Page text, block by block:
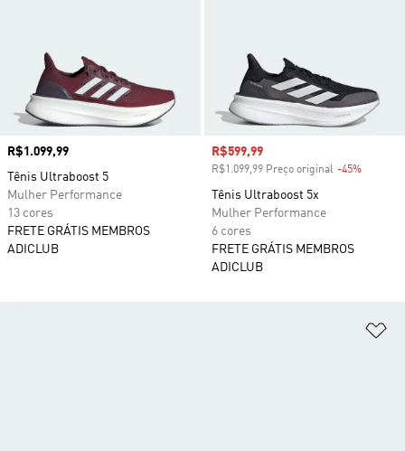
Preço
R$1.099,99
Tênis Ultraboost 5
Mulher Performance
13 cores
FRETE GRÁTIS MEMBROS
ADICLUB
Preço com desconto
R$599,99
R$1.099,99 Preço original -45%
Tênis Ultraboost 5x
Mulher Performance
6 cores
FRETE GRÁTIS MEMBROS
ADICLUB